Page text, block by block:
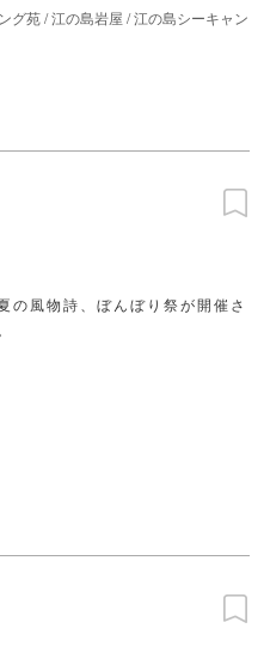
グ苑/江の島岩屋 /江の島シーキャン
の風物詩、ぼんぼり祭が開催さ